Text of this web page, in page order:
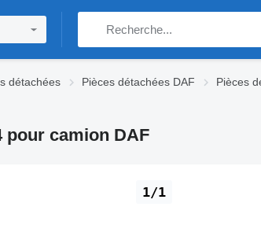
détachées Pièces détachées DAF Pièces
pour camion DAF
1/1